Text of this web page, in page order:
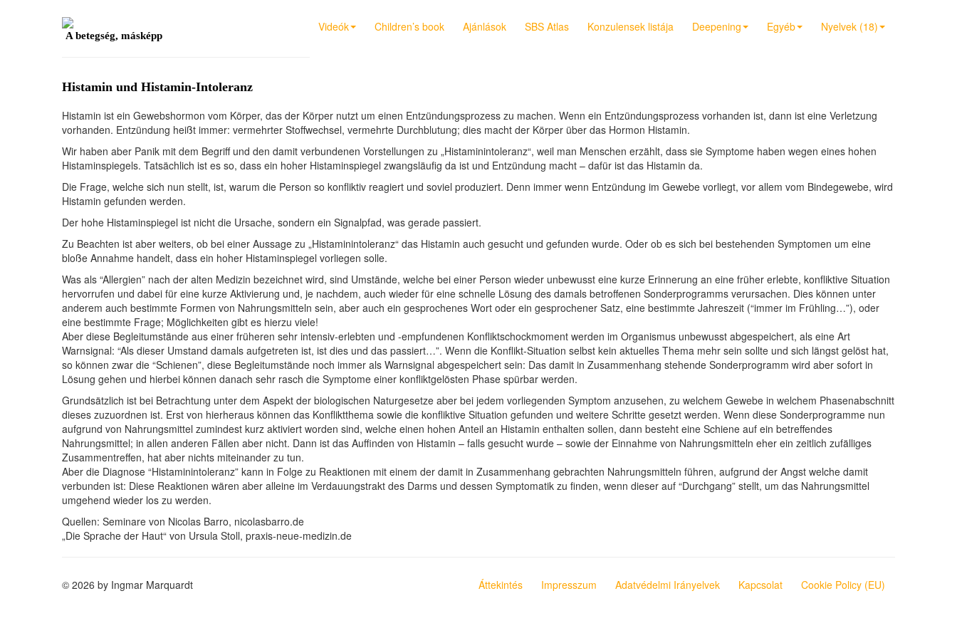
Videók Children’s book Ajánlások SBS Atlas Konzulensek listája Deepening Egyéb Nyelvek (18)
A betegség, másképp
Histamin und Histamin-Intoleranz
Histamin ist ein Gewebshormon vom Körper, das der Körper nutzt um einen Entzündungsprozess zu machen. Wenn ein Entzündungsprozess vorhanden ist, dann ist eine Verletzung
vorhanden. Entzündung heißt immer: vermehrter Stoffwechsel, vermehrte Durchblutung; dies macht der Körper über das Hormon Histamin.
Wir haben aber Panik mit dem Begriff und den damit verbundenen Vorstellungen zu „Histaminintoleranz“, weil man Menschen erzählt, dass sie Symptome haben wegen eines hohen
Histaminspiegels. Tatsächlich ist es so, dass ein hoher Histaminspiegel zwangsläufig da ist und Entzündung macht – dafür ist das Histamin da.
Die Frage, welche sich nun stellt, ist, warum die Person so konfliktiv reagiert und soviel produziert. Denn immer wenn Entzündung im Gewebe vorliegt, vor allem vom Bindegewebe, wird
Histamin gefunden werden.
Der hohe Histaminspiegel ist nicht die Ursache, sondern ein Signalpfad, was gerade passiert.
Zu Beachten ist aber weiters, ob bei einer Aussage zu „Histaminintoleranz“ das Histamin auch gesucht und gefunden wurde. Oder ob es sich bei bestehenden Symptomen um eine
bloße Annahme handelt, dass ein hoher Histaminspiegel vorliegen solle.
Was als “Allergien” nach der alten Medizin bezeichnet wird, sind Umstände, welche bei einer Person wieder unbewusst eine kurze Erinnerung an eine früher erlebte, konfliktive Situation
hervorrufen und dabei für eine kurze Aktivierung und, je nachdem, auch wieder für eine schnelle Lösung des damals betroffenen Sonderprogramms verursachen. Dies können unter
anderem auch bestimmte Formen von Nahrungsmitteln sein, aber auch ein gesprochenes Wort oder ein gesprochener Satz, eine bestimmte Jahreszeit (“immer im Frühling…”), oder
eine bestimmte Frage; Möglichkeiten gibt es hierzu viele!
Aber diese Begleitumstände aus einer früheren sehr intensiv-erlebten und -empfundenen Konfliktschockmoment werden im Organismus unbewusst abgespeichert, als eine Art
Warnsignal: “Als dieser Umstand damals aufgetreten ist, ist dies und das passiert…”. Wenn die Konflikt-Situation selbst kein aktuelles Thema mehr sein sollte und sich längst gelöst hat,
so können zwar die “Schienen”, diese Begleitumstände noch immer als Warnsignal abgespeichert sein: Das damit in Zusammenhang stehende Sonderprogramm wird aber sofort in
Lösung gehen und hierbei können danach sehr rasch die Symptome einer konfliktgelösten Phase spürbar werden.
Grundsätzlich ist bei Betrachtung unter dem Aspekt der biologischen Naturgesetze aber bei jedem vorliegenden Symptom anzusehen, zu welchem Gewebe in welchem Phasenabschnitt
dieses zuzuordnen ist. Erst von hierheraus können das Konfliktthema sowie die konfliktive Situation gefunden und weitere Schritte gesetzt werden. Wenn diese Sonderprogramme nun
aufgrund von Nahrungsmittel zumindest kurz aktiviert worden sind, welche einen hohen Anteil an Histamin enthalten sollen, dann besteht eine Schiene auf ein betreffendes
Nahrungsmittel; in allen anderen Fällen aber nicht. Dann ist das Auffinden von Histamin – falls gesucht wurde – sowie der Einnahme von Nahrungsmitteln eher ein zeitlich zufälliges
Zusammentreffen, hat aber nichts miteinander zu tun.
Aber die Diagnose “Histaminintoleranz” kann in Folge zu Reaktionen mit einem der damit in Zusammenhang gebrachten Nahrungsmitteln führen, aufgrund der Angst welche damit
verbunden ist: Diese Reaktionen wären aber alleine im Verdauungstrakt des Darms und dessen Symptomatik zu finden, wenn dieser auf “Durchgang” stellt, um das Nahrungsmittel
umgehend wieder los zu werden.
Quellen: Seminare von Nicolas Barro, nicolasbarro.de
„Die Sprache der Haut“ von Ursula Stoll, praxis-neue-medizin.de
© 2026 by Ingmar Marquardt Áttekintés Impresszum Adatvédelmi Irányelvek Kapcsolat Cookie Policy (EU)